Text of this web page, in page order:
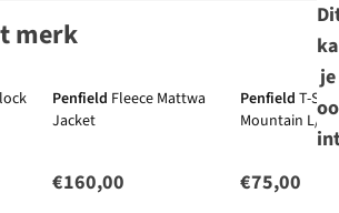
merk
Penfield Fleece Mattwa
Jacket
€160,00
Penfield T-
Mountain L/S
€75,00
je